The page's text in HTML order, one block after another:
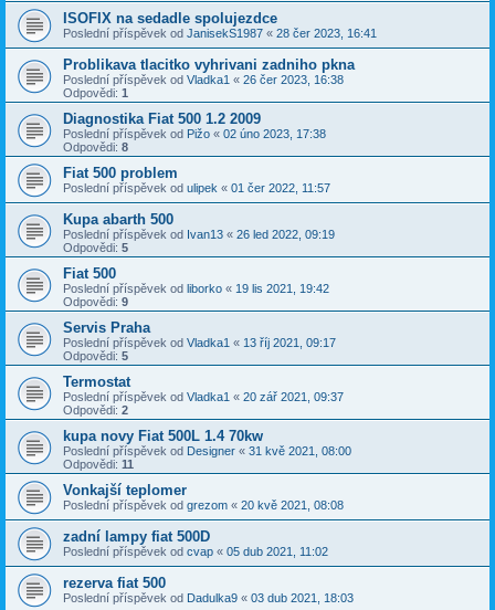
ISOFIX na sedadle spolujezdce
Poslední příspěvek od JanisekS1987 « 28 čer 2023, 16:41
Problikava tlacitko vyhrivani zadniho pkna
Poslední příspěvek od Vladka1 « 26 čer 2023, 16:38
Odpovědi: 1
Diagnostika Fiat 500 1.2 2009
Poslední příspěvek od Pižo « 02 úno 2023, 17:38
Odpovědi: 8
Fiat 500 problem
Poslední příspěvek od ulipek « 01 čer 2022, 11:57
Kupa abarth 500
Poslední příspěvek od Ivan13 « 26 led 2022, 09:19
Odpovědi: 5
Fiat 500
Poslední příspěvek od liborko « 19 lis 2021, 19:42
Odpovědi: 9
Servis Praha
Poslední příspěvek od Vladka1 « 13 říj 2021, 09:17
Odpovědi: 5
Termostat
Poslední příspěvek od Vladka1 « 20 zář 2021, 09:37
Odpovědi: 2
kupa novy Fiat 500L 1.4 70kw
Poslední příspěvek od Designer « 31 kvě 2021, 08:00
Odpovědi: 11
Vonkajší teplomer
Poslední příspěvek od grezom « 20 kvě 2021, 08:08
zadní lampy fiat 500D
Poslední příspěvek od cvap « 05 dub 2021, 11:02
rezerva fiat 500
Poslední příspěvek od Dadulka9 « 03 dub 2021, 18:03